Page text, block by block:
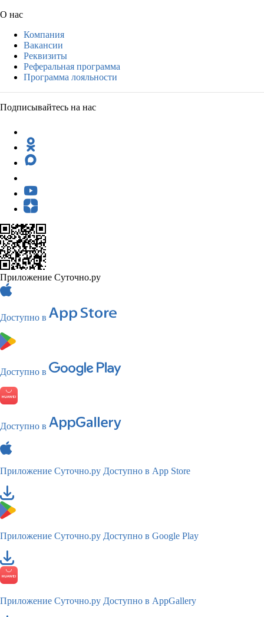
О нас
Компания
Вакансии
Реквизиты
Реферальная программа
Программа лояльности
Подписывайтесь на нас
Приложение Суточно.ру
Доступно в
Доступно в
Доступно в
Приложение Суточно.ру Доступно в App Store
Приложение Суточно.ру Доступно в Google Play
Приложение Суточно.ру Доступно в AppGallery